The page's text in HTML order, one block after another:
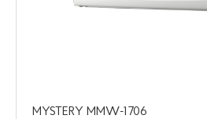
MYSTERY MMW-1706